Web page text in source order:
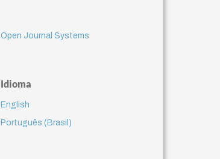
Open Journal Systems
Idioma
English
Português (Brasil)